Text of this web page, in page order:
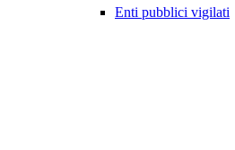
Enti pubblici vigilati